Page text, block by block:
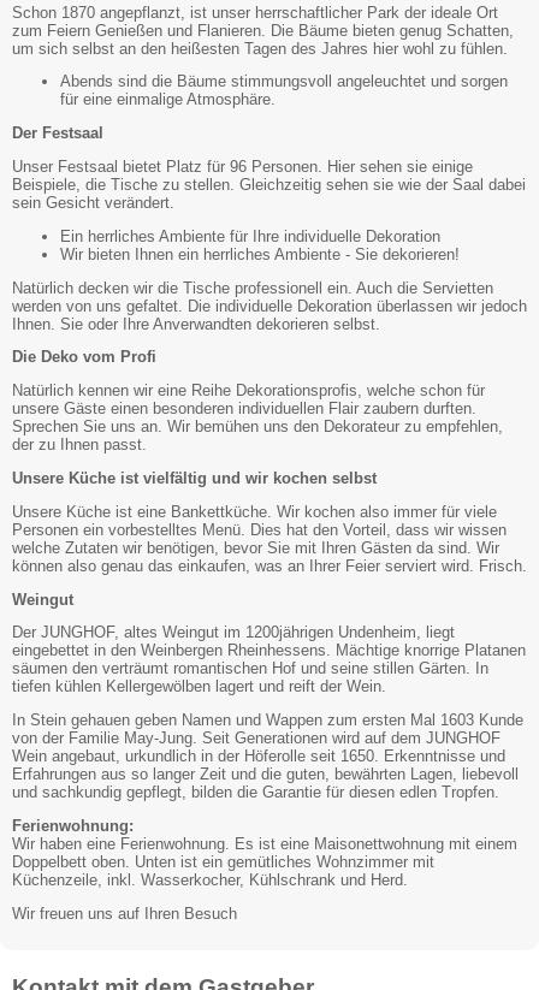
Schon 1870 angepflanzt, ist unser herrschaftlicher Park der ideale Ort
zum Feiern Genießen und Flanieren. Die Bäume bieten genug Schatten,
um sich selbst an den heißesten Tagen des Jahres hier wohl zu fühlen.
Abends sind die Bäume stimmungsvoll angeleuchtet und sorgen
für eine einmalige Atmosphäre.
Der Festsaal
Unser Festsaal bietet Platz für 96 Personen. Hier sehen sie einige
Beispiele, die Tische zu stellen. Gleichzeitig sehen sie wie der Saal dabei
sein Gesicht verändert.
Ein herrliches Ambiente für Ihre individuelle Dekoration
Wir bieten Ihnen ein herrliches Ambiente - Sie dekorieren!
Natürlich decken wir die Tische professionell ein. Auch die Servietten
werden von uns gefaltet. Die individuelle Dekoration überlassen wir jedoch
Ihnen. Sie oder Ihre Anverwandten dekorieren selbst.
Die Deko vom Profi
Natürlich kennen wir eine Reihe Dekorationsprofis, welche schon für
unsere Gäste einen besonderen individuellen Flair zaubern durften.
Sprechen Sie uns an. Wir bemühen uns den Dekorateur zu empfehlen,
der zu Ihnen passt.
Unsere Küche ist vielfältig und wir kochen selbst
Unsere Küche ist eine Bankettküche. Wir kochen also immer für viele
Personen ein vorbestelltes Menü. Dies hat den Vorteil, dass wir wissen
welche Zutaten wir benötigen, bevor Sie mit Ihren Gästen da sind. Wir
können also genau das einkaufen, was an Ihrer Feier serviert wird. Frisch.
Weingut
Der JUNGHOF, altes Weingut im 1200jährigen Undenheim, liegt
eingebettet in den Weinbergen Rheinhessens. Mächtige knorrige Platanen
säumen den verträumt romantischen Hof und seine stillen Gärten. In
tiefen kühlen Kellergewölben lagert und reift der Wein.
In Stein gehauen geben Namen und Wappen zum ersten Mal 1603 Kunde
von der Familie May-Jung. Seit Generationen wird auf dem JUNGHOF
Wein angebaut, urkundlich in der Höferolle seit 1650. Erkenntnisse und
Erfahrungen aus so langer Zeit und die guten, bewährten Lagen, liebevoll
und sachkundig gepflegt, bilden die Garantie für diesen edlen Tropfen.
Ferienwohnung:
Wir haben eine Ferienwohnung. Es ist eine Maisonettwohnung mit einem
Doppelbett oben. Unten ist ein gemütliches Wohnzimmer mit
Küchenzeile, inkl. Wasserkocher, Kühlschrank und Herd.
Wir freuen uns auf Ihren Besuch